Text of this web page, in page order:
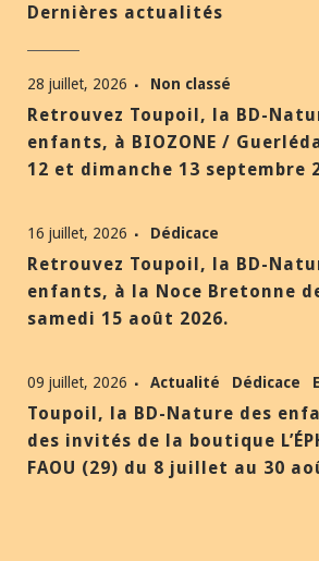
Dernières actualités
28 juillet, 2026 Non classé
Retrouvez Toupoil, la BD-
enfants, à BIOZONE /
12 et dimanche 13 septembre
16 juillet, 2026 Dédicace
Retrouvez Toupoil, la BD-
enfants, à la Noce Bretonne
samedi 15 août 2026.
09 juillet, 2026 Actualité Dédicace
Toupoil, la BD-Nature des
des invités de la boutique
FAOU (29) du 8 juillet au 30